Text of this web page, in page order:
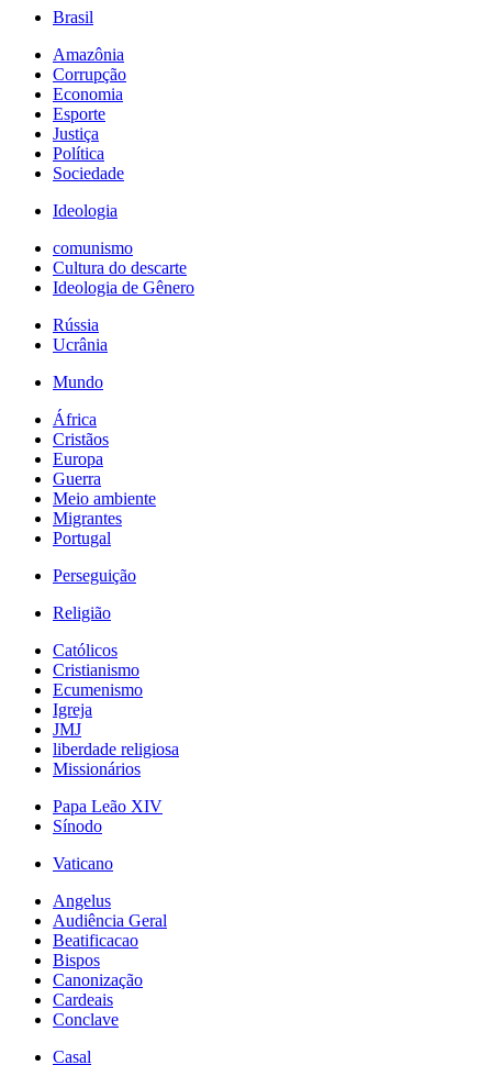
Brasil
Amazônia
Corrupção
Economia
Esporte
Justiça
Política
Sociedade
Ideologia
comunismo
Cultura do descarte
Ideologia de Gênero
Rússia
Ucrânia
Mundo
África
Cristãos
Europa
Guerra
Meio ambiente
Migrantes
Portugal
Perseguição
Religião
Católicos
Cristianismo
Ecumenismo
Igreja
JMJ
liberdade religiosa
Missionários
Papa Leão XIV
Sínodo
Vaticano
Angelus
Audiência Geral
Beatificacao
Bispos
Canonização
Cardeais
Conclave
Casal